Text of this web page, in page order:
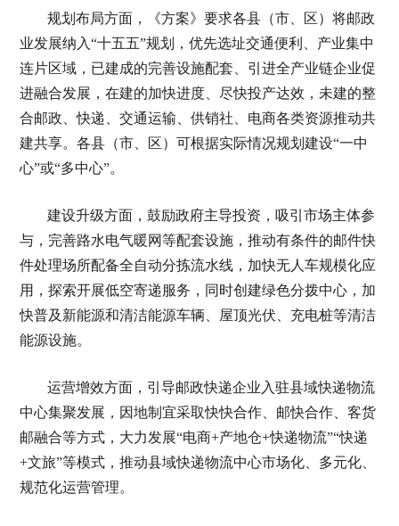
规划布局方面，《方案》要求各县（市、区）将邮政
业发展纳入“十五五”规划，优先选址交通便利、产业集中
连片区域，已建成的完善设施配套、引进全产业链企业促
进融合发展，在建的加快进度、尽快投产达效，未建的整
合邮政、快递、交通运输、供销社、电商各类资源推动共
建共享。各县（市、区）可根据实际情况规划建设“一中
心”或“多中心”。
建设升级方面，鼓励政府主导投资，吸引市场主体参
与，完善路水电气暖网等配套设施，推动有条件的邮件快
件处理场所配备全自动分拣流水线，加快无人车规模化应
用，探索开展低空寄递服务，同时创建绿色分拨中心，加
快普及新能源和清洁能源车辆、屋顶光伏、充电桩等清洁
能源设施。
运营增效方面，引导邮政快递企业入驻县域快递物流
中心集聚发展，因地制宜采取快快合作、邮快合作、客货
邮融合等方式，大力发展“电商+产地仓+快递物流”“快递
+文旅”等模式，推动县域快递物流中心市场化、多元化、
规范化运营管理。